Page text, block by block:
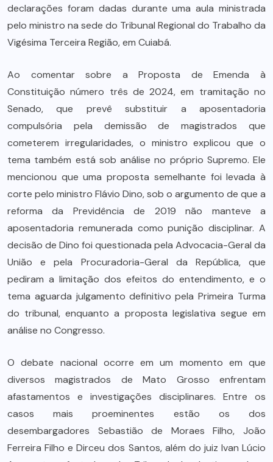
declarações foram dadas durante uma aula ministrada
pelo ministro na sede do Tribunal Regional do Trabalho da
Vigésima Terceira Região, em Cuiabá.
Ao comentar sobre a Proposta de Emenda à
Constituição número três de 2024, em tramitação no
Senado, que prevê substituir a aposentadoria
compulsória pela demissão de magistrados que
cometerem irregularidades, o ministro explicou que o
tema também está sob análise no próprio Supremo. Ele
mencionou que uma proposta semelhante foi levada à
corte pelo ministro Flávio Dino, sob o argumento de que a
reforma da Previdência de 2019 não manteve a
aposentadoria remunerada como punição disciplinar. A
decisão de Dino foi questionada pela Advocacia-Geral da
União e pela Procuradoria-Geral da República, que
pediram a limitação dos efeitos do entendimento, e o
tema aguarda julgamento definitivo pela Primeira Turma
do tribunal, enquanto a proposta legislativa segue em
análise no Congresso.
O debate nacional ocorre em um momento em que
diversos magistrados de Mato Grosso enfrentam
afastamentos e investigações disciplinares. Entre os
casos mais proeminentes estão os dos
desembargadores Sebastião de Moraes Filho, João
Ferreira Filho e Dirceu dos Santos, além do juiz Ivan Lúcio